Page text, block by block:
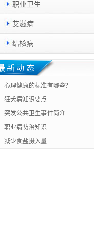
职业卫生
艾滋病
结核病
新动态
心理健康的标准有哪些？
狂犬病知识要点
突发公共卫生事件简介
职业病防治知识
减少食盐摄入量